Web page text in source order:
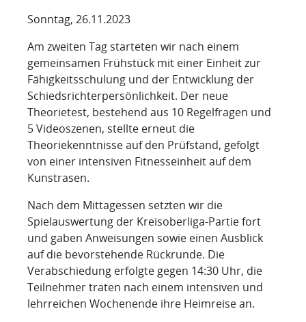
Sonntag, 26.11.2023
Am zweiten Tag starteten wir nach einem
gemeinsamen Frühstück mit einer Einheit zur
Fähigkeitsschulung und der Entwicklung der
Schiedsrichterpersönlichkeit. Der neue
Theorietest, bestehend aus 10 Regelfragen und
5 Videoszenen, stellte erneut die
Theoriekenntnisse auf den Prüfstand, gefolgt
von einer intensiven Fitnesseinheit auf dem
Kunstrasen.
Nach dem Mittagessen setzten wir die
Spielauswertung der Kreisoberliga-Partie fort
und gaben Anweisungen sowie einen Ausblick
auf die bevorstehende Rückrunde. Die
Verabschiedung erfolgte gegen 14:30 Uhr, die
Teilnehmer traten nach einem intensiven und
lehrreichen Wochenende ihre Heimreise an.